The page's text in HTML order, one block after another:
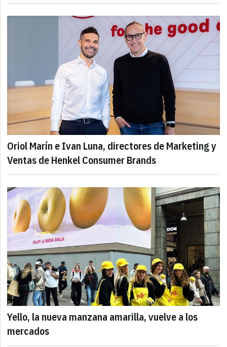
Oriol Marín e Ivan Luna, directores de Marketing y
Ventas de Henkel Consumer Brands
Yello, la nueva manzana amarilla, vuelve a los
mercados